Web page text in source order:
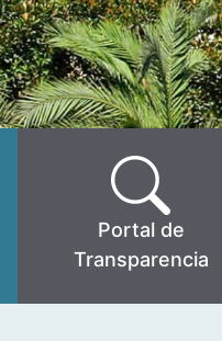
Portal de
Transparencia